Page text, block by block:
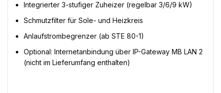
Integrierter 3-stufiger Zuheizer (regelbar 3/6/9 kW)
Schmutzfilter für Sole- und Heizkreis
Anlaufstrombegrenzer (ab STE 80-1)
Optional: Internetanbindung über IP-Gateway MB LAN 2
(nicht im Lieferumfang enthalten)